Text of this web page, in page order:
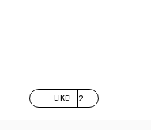
LIKE! 2
ーフパンツ